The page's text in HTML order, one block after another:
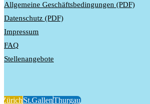
Allgemeine Geschäftsbedingungen (PDF)
Datenschutz (PDF)
Impressum
FAQ
Stellenangebote
ZürichSt.GallenThurgau